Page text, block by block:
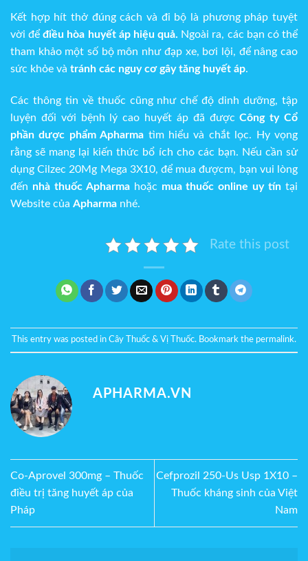
Kết hợp hít thở đúng cách và đi bộ là phương pháp tuyệt
vời đểđiều hòa huyết áp hiệu quả. Ngoài ra, các bạn có thể
tham khảo một số bộ môn như đạp xe, bơi lội, để nâng cao
sức khỏe và tránh các nguy cơ gây tăng huyết áp.
Các thông tin về thuốc cũng như chế độ dinh dưỡng, tập
luyện đối với bệnh lý cao huyết áp đã đượcCông ty Cổ
phần dược phẩm Apharma tìm hiểu và chắt lọc. Hy vọng
rằng sẽ mang lại kiến thức bổ ích cho các bạn. Nếu cần sử
dụng Cilzec 20Mg Mega 3X10, để mua đượcm, bạn vui lòng
đến nhà thuốc Apharmahoặc mua thuốc online uy tíntại
Website của Apharma nhé.
Rate this post
This entry was posted in Cây Thuốc & Vị Thuốc. Bookmark the permalink.
APHARMA.VN
Co-Aprovel 300mg – Thuốc
điều trị tăng huyết áp của
Pháp
Cefprozil 250-Us Usp 1X10 –
Thuốc kháng sinh của Việt
Nam